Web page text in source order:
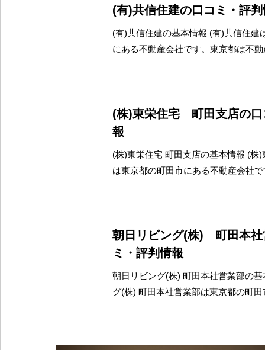
(有)共信住建の口コミ・評
(有)共信住建の基本情報 (有)共信住建
にある不動産会社です。東京都は不
(株)東栄住宅 町田支店の口
報
(株)東栄住宅 町田支店の基本情報 (株
は東京都の町田市にある不動産会社
朝日リビング(株) 町田本社
ミ・評判情報
朝日リビング(株) 町田本社営業部の
グ(株) 町田本社営業部は東京都の町田